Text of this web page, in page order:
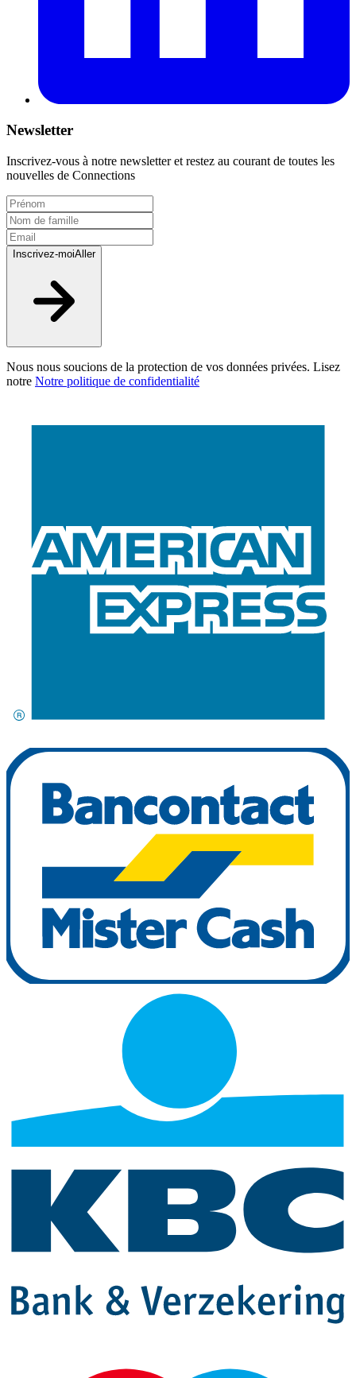
Newsletter
Inscrivez-vous à notre newsletter et restez au courant de toutes les
nouvelles de Connections
Inscrivez-moiAller
Nous nous soucions de la protection de vos données privées. Lisez
notre Notre politique de confidentialité